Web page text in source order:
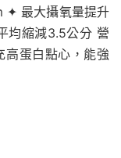
✦ 最大攝氧量提升
均縮減3.5公分 營
蛋白點心，能強